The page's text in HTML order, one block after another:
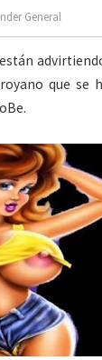
General
que se